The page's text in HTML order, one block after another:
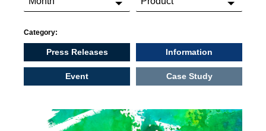
Category:
Press Releases Information
Event Case Study